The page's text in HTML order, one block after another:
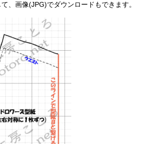
、画像(JPG)でダウンロードもできます。